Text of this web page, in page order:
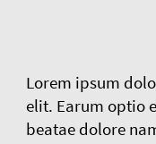
Lorem ipsum
elit. Earum optio
beatae dolore